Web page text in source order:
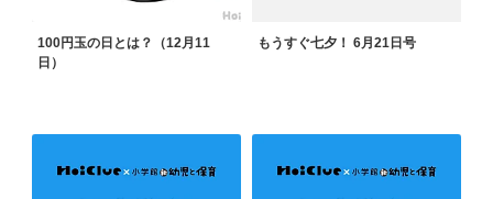
100円玉の日とは？（12月11
日）
もうすぐ七夕！ 6月21日号